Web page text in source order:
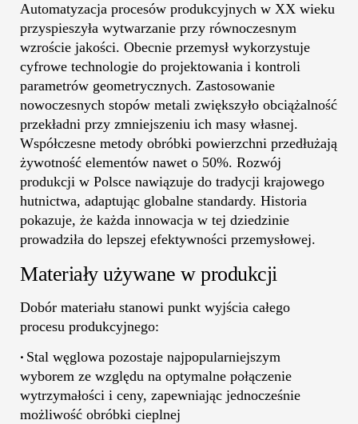
Automatyzacja procesów produkcyjnych w XX wieku
przyspieszyła wytwarzanie przy równoczesnym
wzroście jakości. Obecnie przemysł wykorzystuje
cyfrowe technologie do projektowania i kontroli
parametrów geometrycznych. Zastosowanie
nowoczesnych stopów metali zwiększyło obciążalność
przekładni przy zmniejszeniu ich masy własnej.
Współczesne metody obróbki powierzchni przedłużają
żywotność elementów nawet o 50%. Rozwój
produkcji w Polsce nawiązuje do tradycji krajowego
hutnictwa, adaptując globalne standardy. Historia
pokazuje, że każda innowacja w tej dziedzinie
prowadziła do lepszej efektywności przemysłowej.
Materiały używane w produkcji
Dobór materiału stanowi punkt wyjścia całego
procesu produkcyjnego:
• Stal węglowa pozostaje najpopularniejszym
wyborem ze względu na optymalne połączenie
wytrzymałości i ceny, zapewniając jednocześnie
możliwość obróbki cieplnej